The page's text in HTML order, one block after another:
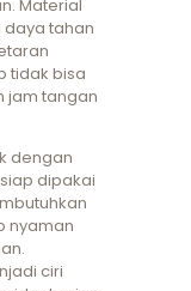
Material
tahan
tidak bisa
jam tangan
dengan
dipakai
nyaman
ciri